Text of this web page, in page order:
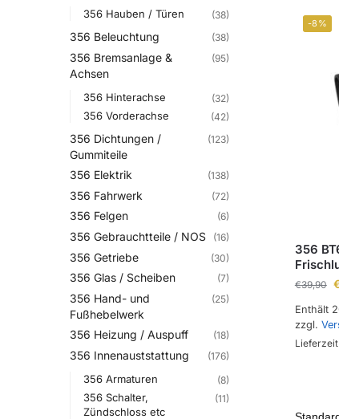
-8%
356
€39,90
Enthält
zzgl.
356 Hauben / Türen (38)
356 Beleuchtung (38)
356 Bremsanlage &
Achsen
(95)
356 Hinterachse (32)
356 Vorderachse (42)
356 Dichtungen /
Gummiteile
(123)
356 Elektrik (138)
356 Fahrwerk (72)
356 Felgen (6)
356 Gebrauchtteile / NOS (16)
356 Getriebe (30)
356 Glas / Scheiben (7)
356 Hand- und
Fußhebelwerk
(25)
356 Heizung / Auspuff (18)
356 Innenauststattung (176)
356 Armaturen (8)
356 Schalter,
Zündschloss etc
(11)